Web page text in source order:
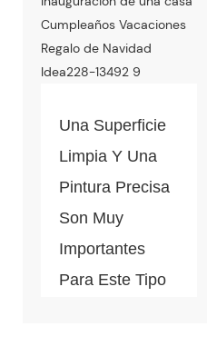
Una Superficie
Limpia Y Una
Pintura Precisa
Son Muy
Importantes
Para Este Tipo